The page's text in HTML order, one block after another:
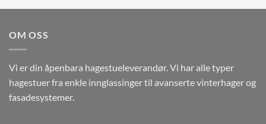
OM OSS
Vi er din åpenbara hagestueleverandør. Vi har alle typer
hagestuer fra enkle innglassinger til avanserte vinterhager og
fasadesystemer.